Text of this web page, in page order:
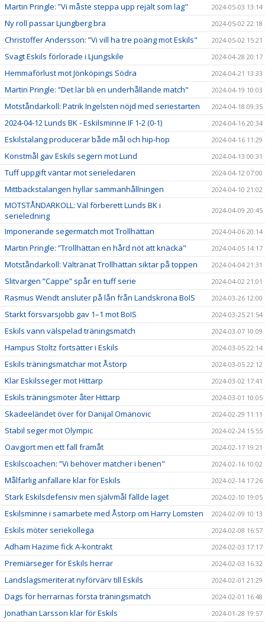
Martin Pringle: ”Vi måste steppa upp rejält som lag" 2024-05-03 13:14
Ny roll passar Ljungberg bra 2024-05-02 22:18
Christoffer Andersson: ”Vi vill ha tre poäng mot Eskils" 2024-05-02 15:21
Svagt Eskils förlorade i Ljungskile 2024-04-28 20:17
Hemmaförlust mot Jönköpings Södra 2024-04-21 13:33
Martin Pringle: ”Det lär bli en underhållande match" 2024-04-19 10:03
Motståndarkoll: Patrik Ingelsten nöjd med seriestarten 2024-04-18 09:35
2024-04-12 Lunds BK - Eskilsminne IF 1-2 (0-1) 2024-04-16 20:34
Eskilstalang producerar både mål och hip-hop 2024-04-16 11:29
Konstmål gav Eskils segern mot Lund 2024-04-13 00:31
Tuff uppgift väntar mot serieledaren 2024-04-12 07:00
Mittbackstalangen hyllar sammanhållningen 2024-04-10 21:02
MOTSTÅNDARKOLL: Väl förberett Lunds BK i
serieledning
2024-04-09 20:45
Imponerande segermatch mot Trollhättan 2024-04-06 20:14
Martin Pringle: ”Trollhättan en hård nöt att knäcka" 2024-04-05 14:17
Motståndarkoll: Vältränat Trollhättan siktar på toppen 2024-04-04 21:31
Slitvargen ”Cappe” spår en tuff serie 2024-04-02 21:01
Rasmus Wendt ansluter på lån från Landskrona BoIS 2024-03-26 12:00
Starkt försvarsjobb gav 1–1 mot BoIS 2024-03-25 21:54
Eskils vann välspelad träningsmatch 2024-03-07 10:09
Hampus Stoltz fortsätter i Eskils 2024-03-05 22:14
Eskils träningsmatchar mot Åstorp 2024-03-05 22:12
Klar Eskilsseger mot Hittarp 2024-03-02 17:41
Eskils träningsmöter åter Hittarp 2024-03-01 10:05
Skadeeländet över för Danijal Omanovic 2024-02-29 11:11
Stabil seger mot Olympic 2024-02-24 15:55
Oavgjort men ett fall framåt 2024-02-17 19:21
Eskilscoachen: ”Vi behöver matcher i benen" 2024-02-16 10:02
Målfarlig anfallare klar för Eskils 2024-02-14 17:26
Stark Eskilsdefensiv men självmål fällde laget 2024-02-10 19:05
Eskilsminne i samarbete med Åstorp om Harry Lomsten 2024-02-09 10:13
Eskils möter seriekollega 2024-02-08 16:57
Adham Hazime fick A-kontrakt 2024-02-03 17:17
Premiärseger för Eskils herrar 2024-02-03 16:32
Landslagsmeriterat nyförvärv till Eskils 2024-02-01 21:29
Dags för herrarnas första träningsmatch 2024-02-01 16:48
Jonathan Larsson klar för Eskils 2024-01-28 19:57